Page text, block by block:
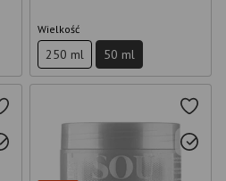
Wielkość
250 ml 50 ml